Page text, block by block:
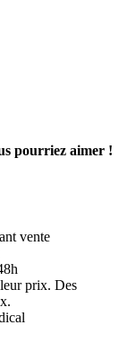
pourriez aimer !
vente
Des